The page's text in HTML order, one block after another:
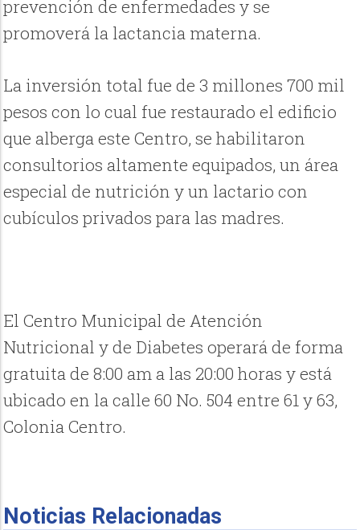
prevención de enfermedades y se
promoverá la lactancia materna.
La inversión total fue de 3 millones 700 mil
pesos con lo cual fue restaurado el edificio
que alberga este Centro, se habilitaron
consultorios altamente equipados, un área
especial de nutrición y un lactario con
cubículos privados para las madres.
El Centro Municipal de Atención
Nutricional y de Diabetes operará de forma
gratuita de 8:00 am a las 20:00 horas y está
ubicado en la calle 60 No. 504 entre 61 y 63,
Colonia Centro.
Noticias Relacionadas